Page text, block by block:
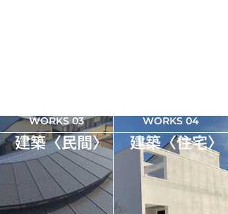
WORKS 03
建築〈民間〉
WORKS 04
建築〈住宅〉